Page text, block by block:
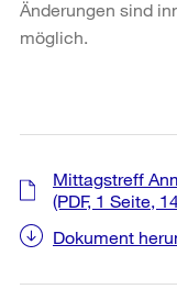
Änderungen sind
möglich.
Mittagstreff
(PDF, 1 Seite,
Dokument